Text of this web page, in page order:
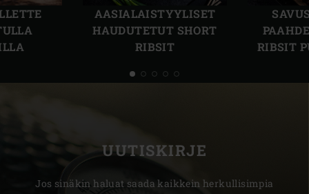
AASIALAISTYYLISET
HAUDUTETUT SHORT
RIBSIT
RIBSIT
UUTISKIRJE
Jos sinäkin haluat saada kaikkein herkullisimpia